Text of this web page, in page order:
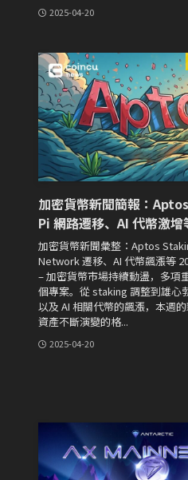
2025-04-20
加密貨幣新聞簡報：Aptos
Pi 網路遷移、AI 代幣激增
加密貨幣新聞彙整：Aptos
Network 遷移、AI 代幣飆漲等
– 加密貨幣市場持續動盪，多項
個專案。從 staking 調整到雄心
以及 AI 相關代幣的飆漲，本週
資產不斷演變的格...
2025-04-20